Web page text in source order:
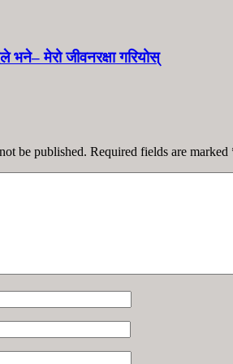
भने– मेरो जीवनरक्षा गरियोस्
be published. Required fields are marked